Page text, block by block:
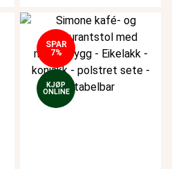
SPAR
7%
KJØP
ONLINE